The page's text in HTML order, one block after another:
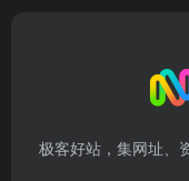
极客好站，集网址、